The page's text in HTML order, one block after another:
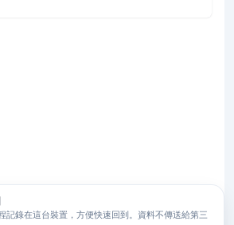
記錄在這台裝置，方便快速回到。資料不傳送給第三